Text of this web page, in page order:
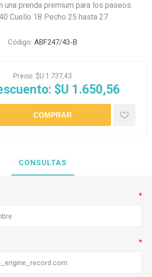
una prenda premium para los paseos.
Cuello 18 Pecho 25 hasta 27
Código: ABF247/43-B
Precio: $U 1.737,43
$U 1.650,56
CONSULTAS
*
*